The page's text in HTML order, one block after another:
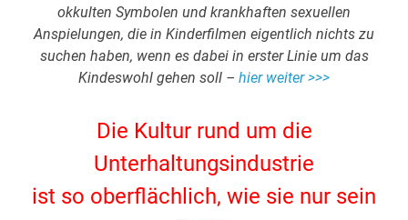
okkulten Symbolen und krankhaften sexuellen
Anspielungen, die in Kinderfilmen eigentlich nichts zu
suchen haben, wenn es dabei in erster Linie um das
Kindeswohl gehen soll – hier weiter >>>
Die Kultur rund um die
Unterhaltungsindustrie
ist so oberflächlich, wie sie nur sein